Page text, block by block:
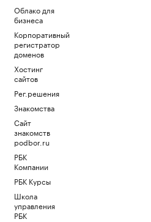
Облако для
бизнеса
Корпоративный
регистратор
доменов
Хостинг
сайтов
Рег.решения
Знакомства
Сайт
знакомств
podbor.ru
РБК
Компании
РБК Курсы
Школа
управления
РБК